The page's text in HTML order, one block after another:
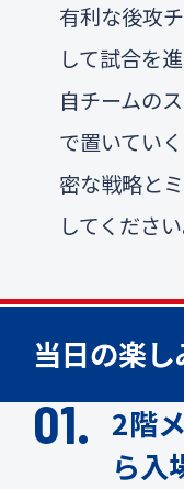
有利な後攻
して試合を
自チームの
で置いてい
密な戦略と
してください
当日の楽
2階
ら入